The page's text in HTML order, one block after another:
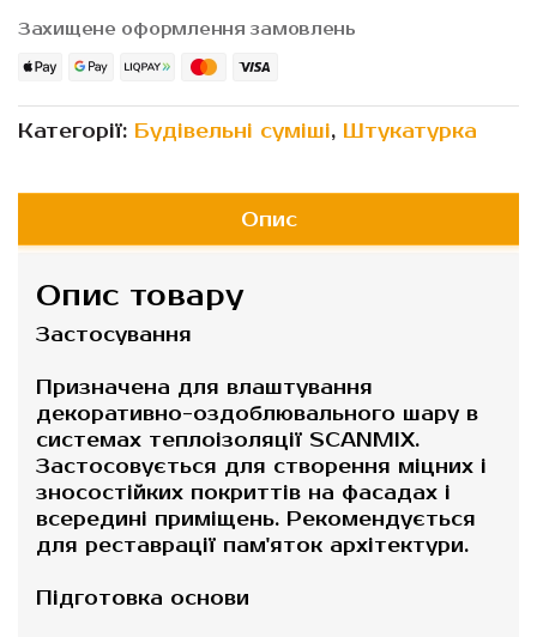
Захищене оформлення замовлень
Категорії: Будівельні суміші, Штукатурка
Опис
Опис товару
Застосування
Призначена для влаштування
декоративно-оздоблювального шару в
системах теплоізоляції SCANMIX.
Застосовується для створення міцних і
зносостійких покриттів на фасадах і
всередині приміщень. Рекомендується
для реставрації пам'яток архітектури.
Підготовка основи